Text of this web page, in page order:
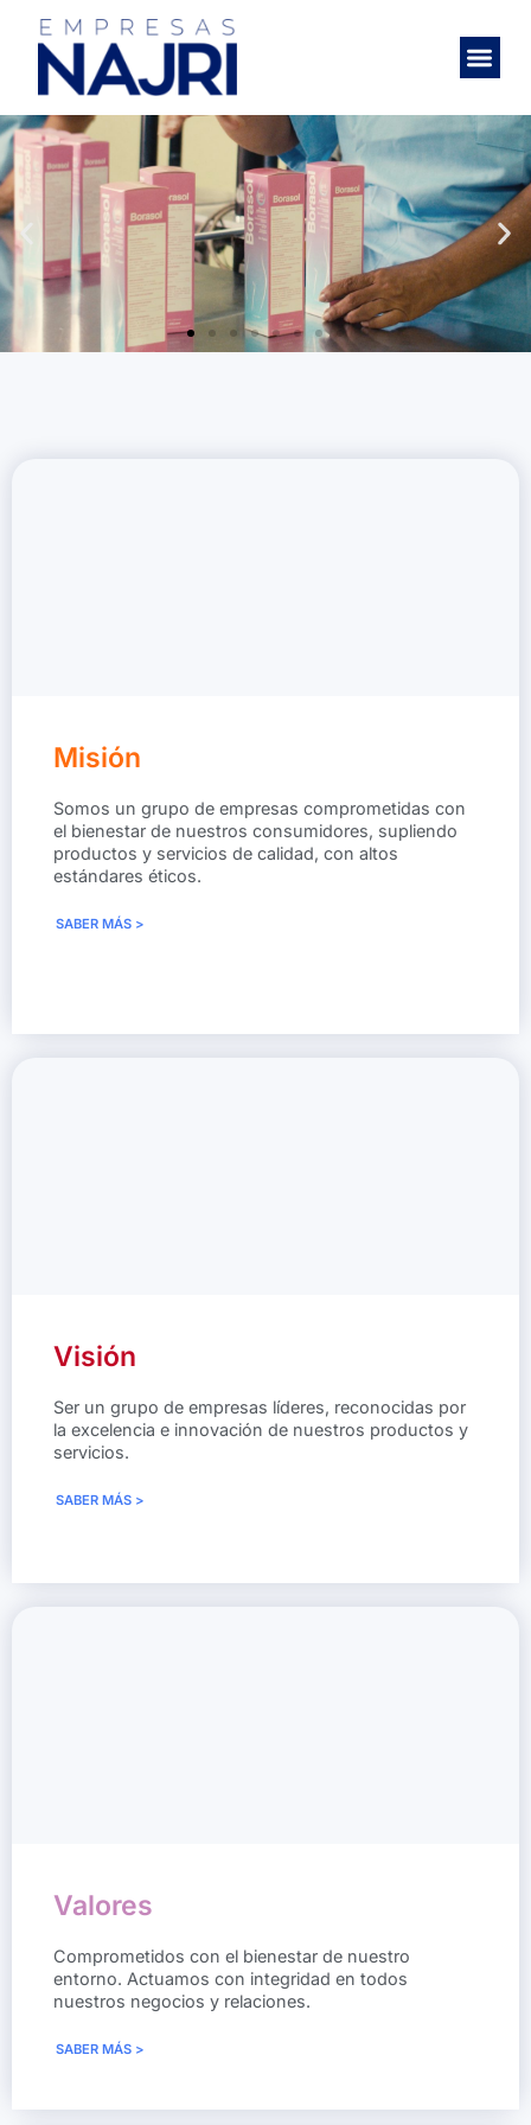
Misión
Somos un grupo de empresas comprometidas con
el bienestar de nuestros consumidores, supliendo
productos y servicios de calidad, con altos
estándares éticos.
SABER MÁS >
Visión
Ser un grupo de empresas líderes, reconocidas por
la excelencia e innovación de nuestros productos y
servicios.
SABER MÁS >
Valores
Comprometidos con el bienestar de nuestro
entorno. Actuamos con integridad en todos
nuestros negocios y relaciones.
SABER MÁS >